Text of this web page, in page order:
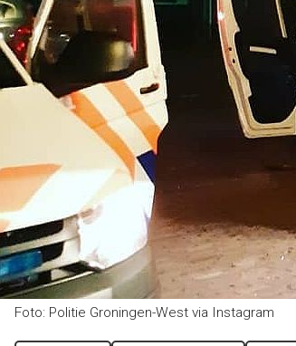
Foto: Politie Groningen-West via Instagram